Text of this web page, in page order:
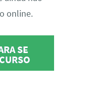
online.
SE